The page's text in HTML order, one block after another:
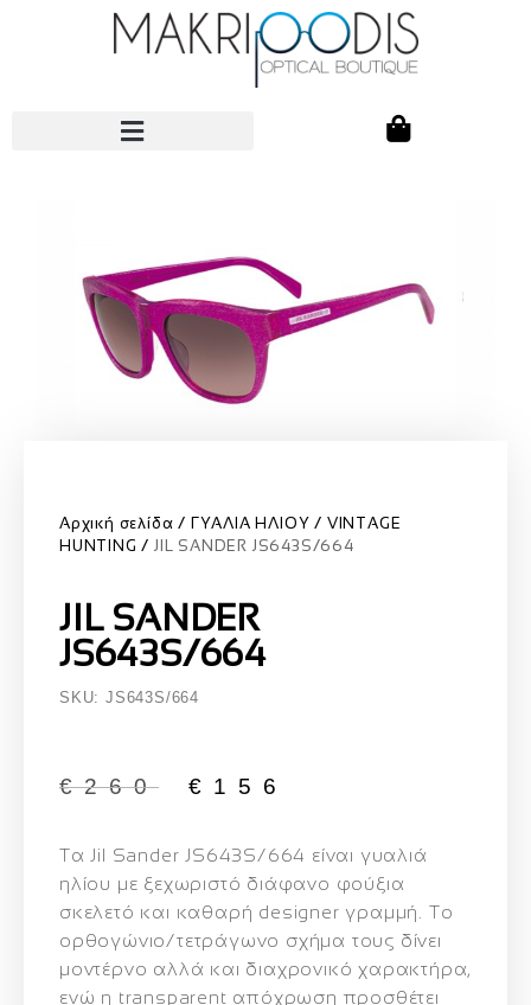
Αρχική σελίδα ΓΥΑΛΙΑ ΗΛΙΟΥ
VINTAGE
HUNTING
JIL SANDER JS643S/664
JIL SANDER
JS643S/664
SKU: JS643S/664
€260 € 156
Τα Jil Sander JS643S/664 είναι γυαλιά
ηλίου με ξεχωριστό διάφανο φούξια
σκελετό και καθαρή designer γραμμή. Το
ορθογώνιο/τετράγωνο σχήμα τους δίνει
μοντέρνο αλλά και διαχρονικό χαρακτήρα,
ενώ η transparent απόχρωση προσθέτει